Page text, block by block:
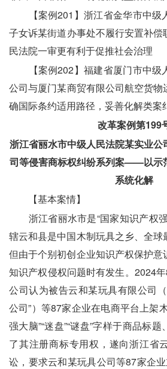
【案例201】浙江省金华市中级
子女诉某街道办事处不履行安置补
民法院一审更有利于促推社会治理
【案例202】福建省厦门市中级
公司与厦门某商贸有限公司航空货
确国际条约适用路径，妥善化解类案
改革案例第199
浙江省丽水市中级人民法院某实业
司等侵害商标权纠纷系列案——以示
系统化解
【基本案情】
浙江省丽水市是“国家知识产权
辖云和县是中国木制玩具之乡、全球
但由于个别初创企业知识产权保护
知识产权侵权问题时有发生。2024
公司认为被告云和某玩具有限公司
公司”）等87家企业在电商平台上架
强大脑”“迷盘”“谜盘”字样于商品标
了其注册商标专用权，遂向浙江省
讼，要求云和某玩具公司等87家企